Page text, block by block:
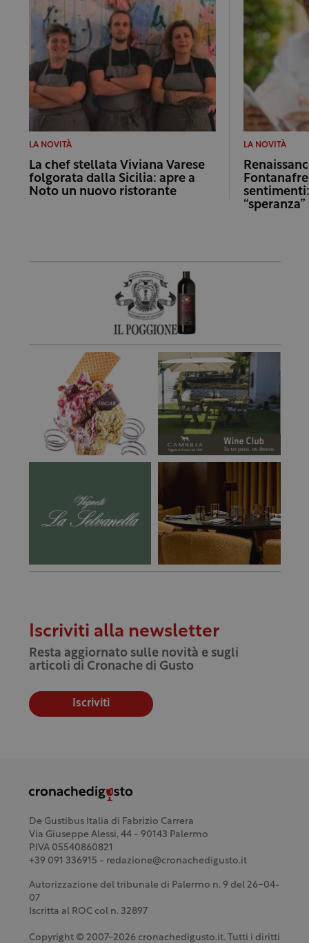
LA NOVITÀ
La chef stellata Viviana Varese
folgorata dalla Sicilia: apre a
Noto un nuovo ristorante
LA NOVITÀ
sentimenti:
“speranza”
Iscriviti alla newsletter
Resta aggiornato sulle novità e sugli
articoli di Cronache di Gusto
Iscriviti
De Gustibus Italia di Fabrizio Carrera
Via Giuseppe Alessi, 44 - 90143 Palermo
P.IVA 05540860821
+39 091 336915 - redazione@cronachedigusto.it
Autorizzazione del tribunale di Palermo n. 9 del 26-04-
07
Iscritta al ROC col n. 32897
Copyright © 2007-2026 cronachedigusto.it. Tutti i diritti